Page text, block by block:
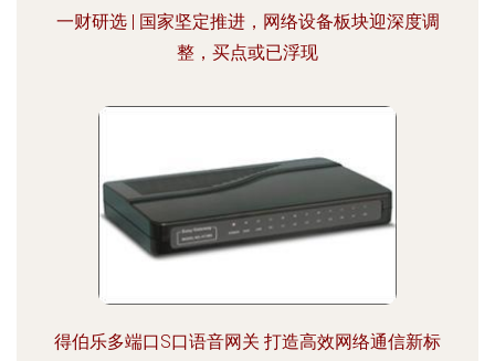
一财研选 | 国家坚定推进，网络设备板块迎深度调
整，买点或已浮现
得伯乐多端口S口语音网关 打造高效网络通信新标